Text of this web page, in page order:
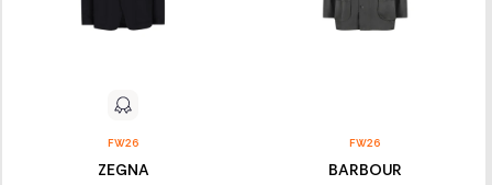
FW26
ZEGNA
FW26
BARBOUR